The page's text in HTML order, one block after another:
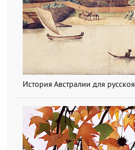
История Австралии для